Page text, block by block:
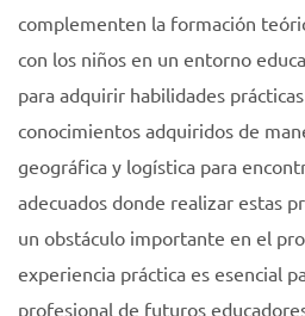
complementen la formación
con los niños en un entorno
para adquirir habilidades
conocimientos adquiridos de
geográfica y logística para
adecuados donde realizar estas
un obstáculo importante en el
experiencia práctica es esencial
profesional de futuros